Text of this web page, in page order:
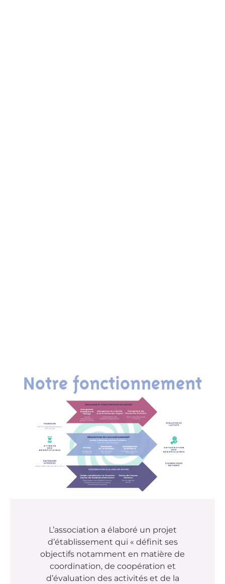
Notre fonctionnement
L’association a élaboré un projet
d’établissement qui « définit ses
objectifs notamment en matière de
coordination, de coopération et
d’évaluation des activités et de la